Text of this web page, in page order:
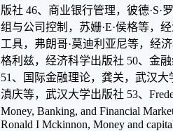
版社 46、商业银行管理，彼德·S·
组与公司控制，苏姗·E·侯格等，
工具，弗朗哥·莫迪利亚尼等，经
格利兹，经济科学出版社 50、金
51、国际金融理论，龚关，武汉
滇庆等，武汉大学出版社 53、
Money, Banking, and Financial
Ronald I Mckinnon, Money and